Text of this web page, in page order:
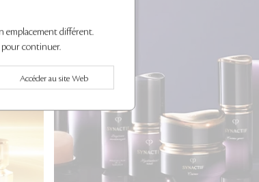
emplacement différent.
pour continuer.
Accéder au site Web